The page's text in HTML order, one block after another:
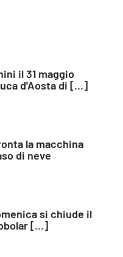
il 31 maggio
d'Aosta di [...]
la macchina
di neve
si chiude il
[...]